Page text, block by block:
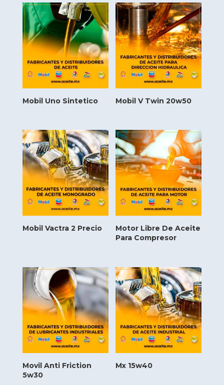
Mobil Uno Sintetico Mobil V Twin 20w50
Mobil Vactra 2 Precio
Motor Libre De Aceite
Para Compresor
Movil Anti Friction
5w30
Mx 15w40